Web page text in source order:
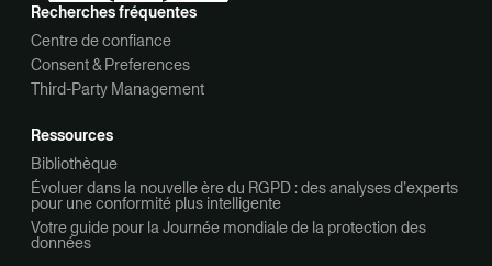
Recherches fréquentes
Centre de confiance
Consent & Preferences
Third-Party Management
Ressources
Bibliothèque
Évoluer dans la nouvelle ère du RGPD : des analyses d’experts
pour une conformité plus intelligente
Votre guide pour la Journée mondiale de la protection des
données